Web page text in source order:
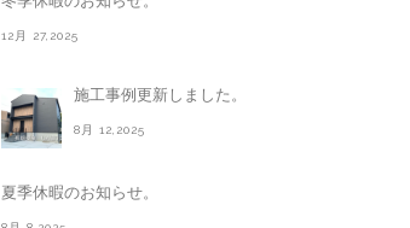
12月 27,2025
施工事例更新しました。
8月 12,2025
夏季休暇のお知らせ。